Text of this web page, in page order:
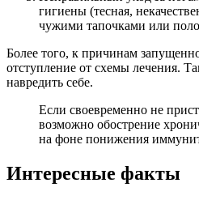
гигиены (тесная,
чужими тапочками или
Более того, к причинам
отступление от схемы лечения.
навредить себе.
Если своевременно не
возможно обострение
на фоне понижения
Интересные факты